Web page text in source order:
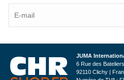
JUMA
6 Rue des Bateliers
92110 Clichy |